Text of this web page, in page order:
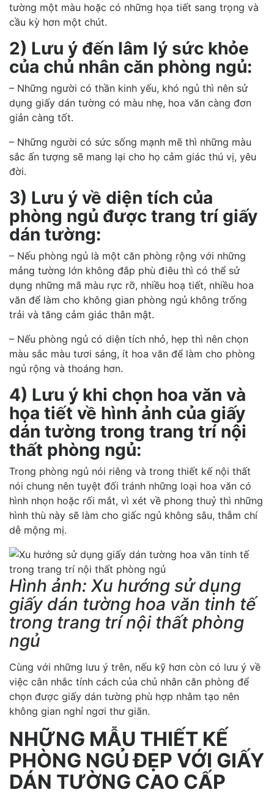
tường một màu hoặc có những họa tiết sang trọng và
cầu kỳ hơn một chút.
2) Lưu ý đến lâm lý sức khỏe
của chủ nhân căn phòng ngủ:
– Những người có thần kinh yếu, khó ngủ thì nên sử
dụng giấy dán tường có màu nhẹ, hoa văn càng đơn
giản càng tốt.
– Những người có sức sống mạnh mẽ thì những màu
sắc ấn tượng sẽ mang lại cho họ cảm giác thú vị, yêu
đời.
3) Lưu ý về diện tích của
phòng ngủ được trang trí giấy
dán tường:
– Nếu phòng ngủ là một căn phòng rộng với những
mảng tường lớn không đắp phù điêu thì có thể sử
dụng những mã màu rực rỡ, nhiều hoạ tiết, nhiều hoa
văn để làm cho không gian phòng ngủ không trống
trải và tăng cảm giác thân mật.
– Nếu phòng ngủ có diện tích nhỏ, hẹp thì nên chọn
màu sắc màu tươi sáng, ít hoa văn để làm cho phòng
ngủ rộng và thoáng hơn.
4) Lưu ý khi chọn hoa văn và
họa tiết về hình ảnh của giấy
dán tường trong trang trí nội
thất phòng ngủ:
Trong phòng ngủ nói riêng và trong thiết kế nội thất
nói chung nên tuyệt đối tránh những loại hoa văn có
hình nhọn hoặc rối mắt, vì xét về phong thuỷ thì những
hình thù này sẽ làm cho giấc ngủ không sâu, thẫm chí
dễ mộng mị.
Hình ảnh: Xu hướng sử dụng
giấy dán tường hoa văn tinh tế
trong trang trí nội thất phòng
ngủ
Cùng với những lưu ý trên, nếu kỹ hơn còn có lưu ý về
việc cân nhắc tính cách của chủ nhân căn phòng để
chọn được giấy dán tường phù hợp nhằm tạo nên
không gian nghỉ ngơi thư giãn.
NHỮNG MẪU THIẾT KẾ
PHÒNG NGỦ ĐẸP VỚI GIẤY
DÁN TƯỜNG CAO CẤP